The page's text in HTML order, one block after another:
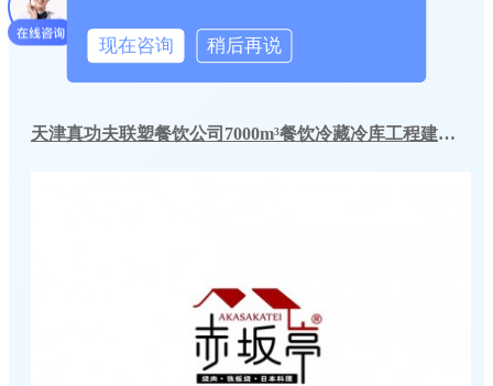
天津真功夫联塑餐饮公司7000m³餐饮冷藏冷库工程建造方案
现在咨询 稍后再说